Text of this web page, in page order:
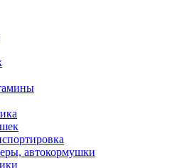
автокормушки